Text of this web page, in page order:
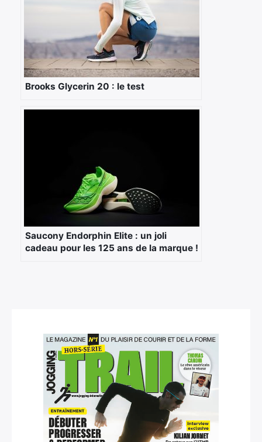
Brooks Glycerin 20 : le test
Saucony Endorphin Elite : un joli
cadeau pour les 125 ans de la marque !